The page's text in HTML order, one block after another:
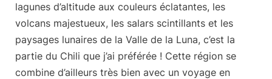
lagunes d’altitude aux couleurs éclatantes, les
volcans majestueux, les salars scintillants et les
paysages lunaires de la Valle de la Luna, c’est la
partie du Chili que j’ai préférée ! Cette région se
combine d’ailleurs très bien avec un voyage en